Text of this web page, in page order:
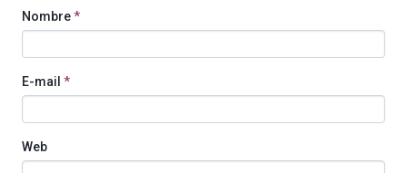
Nombre*
E-mail *
Web